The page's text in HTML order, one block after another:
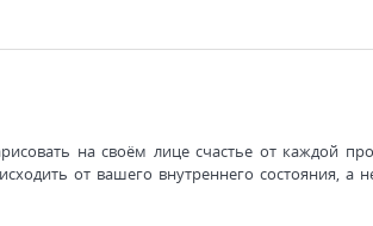
на своём лице счастье от каждой
от вашего внутреннего состояния, а